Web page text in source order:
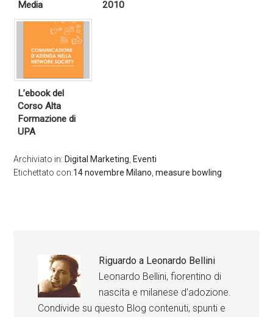
Media 2010
L’ebook del
Corso Alta
Formazione di
UPA
Archiviato in: Digital Marketing Eventi
Etichettato con:14 novembre Milano ,measure bowling
Riguardo a Leonardo Bellini
Leonardo Bellini, fiorentino di
nascita e milanese d'adozione.
Condivide su questo Blog contenuti, spunti e